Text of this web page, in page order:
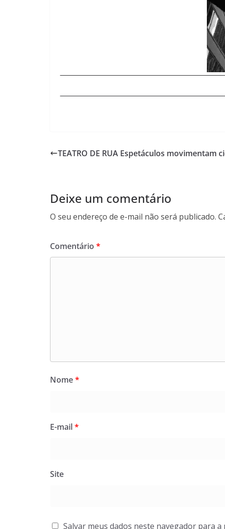
TEATRO DE RUA Espetáculos movimentam
Deixe um comentário
O seu endereço de e-mail não será publicado.
Comentário *
Nome*
E-mail*
Site
Salvar meus dados neste navegador para